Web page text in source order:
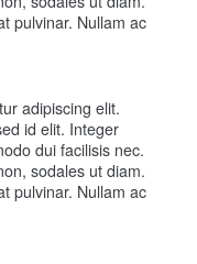
pulvinar. Nullam ac
adipiscing elit.
id elit. Integer
dui facilisis nec.
sodales ut diam.
pulvinar. Nullam ac